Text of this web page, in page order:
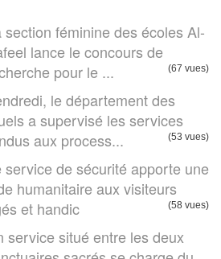
section féminine des écoles Al-
lance le concours de
pour le ...
(67 vues)
le département des
a supervisé les services
aux process...
(53 vues)
service de sécurité apporte une
humanitaire aux visiteurs
et handic
(58 vues)
service situé entre les deux